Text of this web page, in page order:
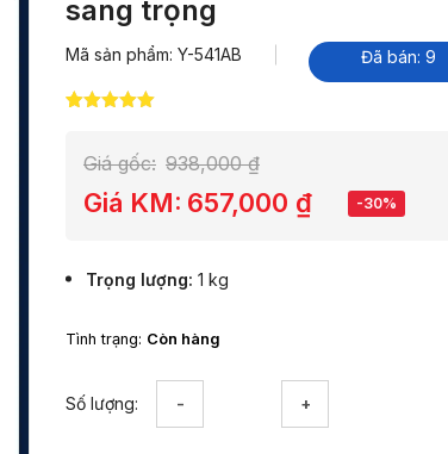
sang trọng
Mã sản phẩm: Y-541AB Đã bán: 9
đánh giá
Giá gốc: 938,000₫
Giá KM: 657,000 ₫ -30%
Trọng lượng 1 kg
Tình trạng: Còn hàng
Số lượng: